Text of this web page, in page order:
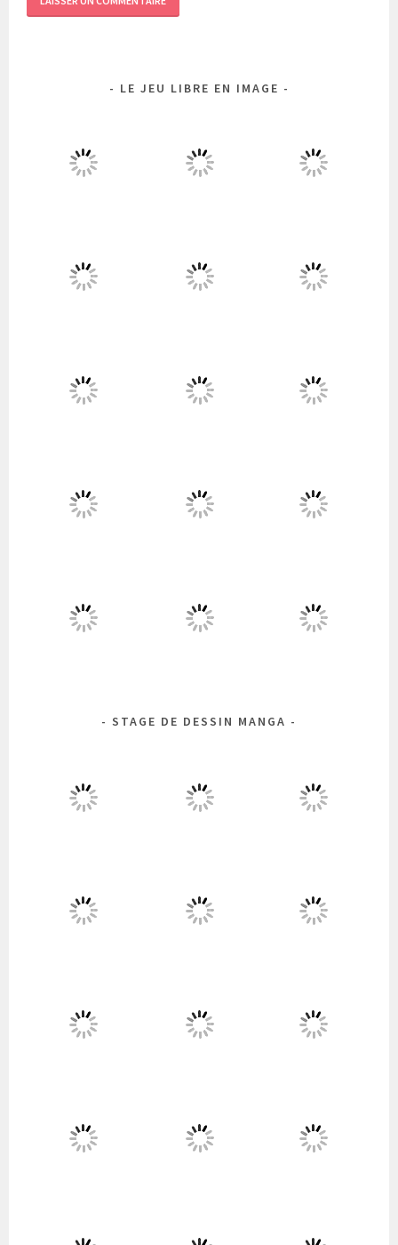
LE JEU LIBRE EN IMAGE
STAGE DE DESSIN MANGA